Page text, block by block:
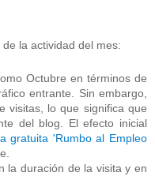
la actividad del mes:
Octubre en términos de
entrante. Sin embargo,
visitas, lo que significa que
del blog. El efecto inicial
gratuita 'Rumbo al Empleo
la duración de la visita y en